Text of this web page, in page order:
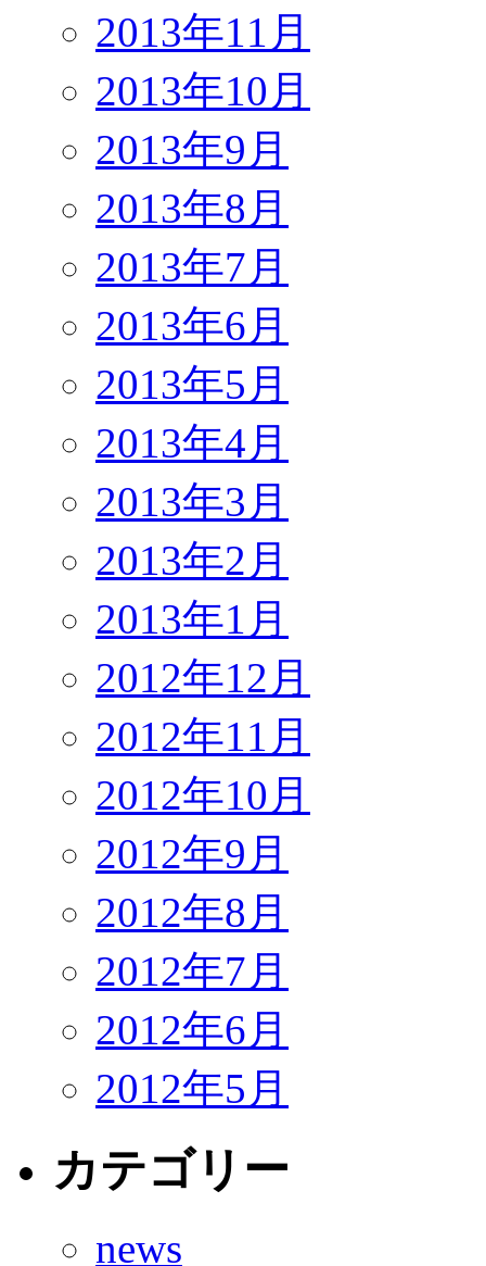
2013年11月
2013年10月
2013年9月
2013年8月
2013年7月
2013年6月
2013年5月
2013年4月
2013年3月
2013年2月
2013年1月
2012年12月
2012年11月
2012年10月
2012年9月
2012年8月
2012年7月
2012年6月
2012年5月
カテゴリー
news